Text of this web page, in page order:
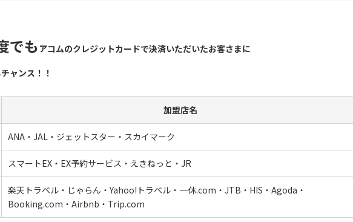
でもアコムのクレジットカードで決済いただいたお客さまに
ャンス！！
加盟店名
ANA・JAL・ジェットスター・スカイマーク
スマートEX・EX予約サービス・えきねっと・JR
楽天トラベル・じゃらん・Yahoo!トラベル・一休.com・JTB・HIS・Agoda・
Booking.com・Airbnb・Trip.com